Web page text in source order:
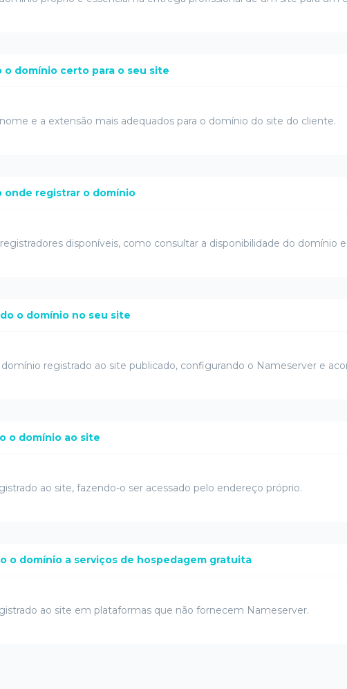
o domínio certo para o seu site
e a extensão mais adequados para o domínio do site do cliente.
onde registrar o domínio
disponíveis, como consultar a disponibilidade do domínio
o domínio no seu site
registrado ao site publicado, configurando o Nameserver e
o domínio ao site
ao site, fazendo-o ser acessado pelo endereço próprio.
o domínio a serviços de hospedagem gratuita
ao site em plataformas que não fornecem Nameserver.